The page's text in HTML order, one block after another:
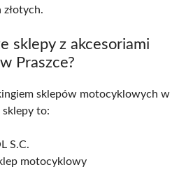
sklepy z akcesoriami
Praszce?
sklepów motocyklowych w
sklepy to:
S.C.
motocyklowy